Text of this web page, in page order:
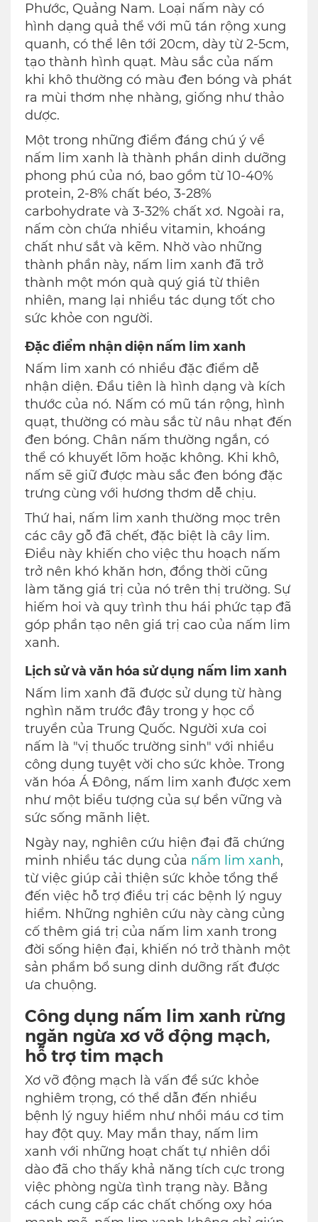
Phước, Quảng Nam. Loại nấm này có
hình dạng quả thể với mũ tán rộng xung
quanh, có thể lên tới 20cm, dày từ 2-5cm,
tạo thành hình quạt. Màu sắc của nấm
khi khô thường có màu đen bóng và phát
ra mùi thơm nhẹ nhàng, giống như thảo
dược.
Một trong những điểm đáng chú ý về
nấm lim xanh là thành phần dinh dưỡng
phong phú của nó, bao gồm từ 10-40%
protein, 2-8% chất béo, 3-28%
carbohydrate và 3-32% chất xơ. Ngoài ra,
nấm còn chứa nhiều vitamin, khoáng
chất như sắt và kẽm. Nhờ vào những
thành phần này, nấm lim xanh đã trở
thành một món quà quý giá từ thiên
nhiên, mang lại nhiều tác dụng tốt cho
sức khỏe con người.
Đặc điểm nhận diện nấm lim xanh
Nấm lim xanh có nhiều đặc điểm dễ
nhận diện. Đầu tiên là hình dạng và kích
thước của nó. Nấm có mũ tán rộng, hình
quạt, thường có màu sắc từ nâu nhạt đến
đen bóng. Chân nấm thường ngắn, có
thể có khuyết lõm hoặc không. Khi khô,
nấm sẽ giữ được màu sắc đen bóng đặc
trưng cùng với hương thơm dễ chịu.
Thứ hai, nấm lim xanh thường mọc trên
các cây gỗ đã chết, đặc biệt là cây lim.
Điều này khiến cho việc thu hoạch nấm
trở nên khó khăn hơn, đồng thời cũng
làm tăng giá trị của nó trên thị trường. Sự
hiếm hoi và quy trình thu hái phức tạp đã
góp phần tạo nên giá trị cao của nấm lim
xanh.
Lịch sử và văn hóa sử dụng nấm lim xanh
Nấm lim xanh đã được sử dụng từ hàng
nghìn năm trước đây trong y học cổ
truyền của Trung Quốc. Người xưa coi
nấm là "vị thuốc trường sinh" với nhiều
công dụng tuyệt vời cho sức khỏe. Trong
văn hóa Á Đông, nấm lim xanh được xem
như một biểu tượng của sự bền vững và
sức sống mãnh liệt.
Ngày nay, nghiên cứu hiện đại đã chứng
minh nhiều tác dụng của nấm lim xanh,
từ việc giúp cải thiện sức khỏe tổng thể
đến việc hỗ trợ điều trị các bệnh lý nguy
hiểm. Những nghiên cứu này càng củng
cố thêm giá trị của nấm lim xanh trong
đời sống hiện đại, khiến nó trở thành một
sản phẩm bổ sung dinh dưỡng rất được
ưa chuộng.
Công dụng nấm lim xanh rừng
ngăn ngừa xơ vỡ động mạch,
hỗ trợ tim mạch
Xơ vỡ động mạch là vấn đề sức khỏe
nghiêm trọng, có thể dẫn đến nhiều
bệnh lý nguy hiểm như nhồi máu cơ tim
hay đột quỵ. May mắn thay, nấm lim
xanh với những hoạt chất tự nhiên dồi
dào đã cho thấy khả năng tích cực trong
việc phòng ngừa tình trạng này. Bằng
cách cung cấp các chất chống oxy hóa